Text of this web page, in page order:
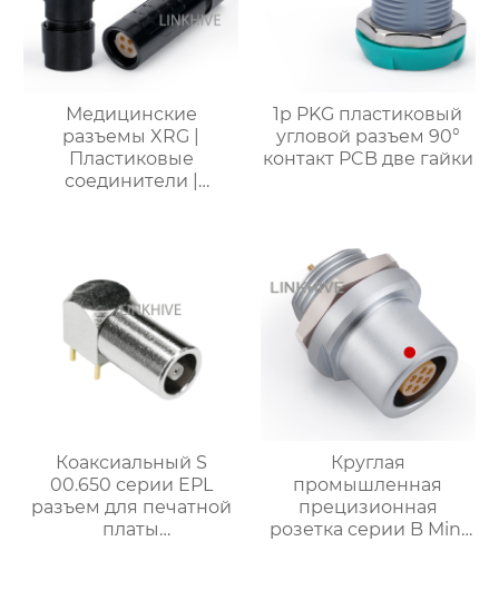
Медицинские
разъемы XRG |
Пластиковые
соединители |
1p PKG пластиковый
угловой разъем 90°
контакт PCB две гайки
Коаксиальный S
00.650 серии EPL
разъем для печатной
платы
Круглая
промышленная
прецизионная
розетка серии B Mini